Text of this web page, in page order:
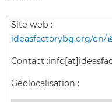
Site web :
ideasfactorybg.org/en/
Contact :
Géolocalisation :